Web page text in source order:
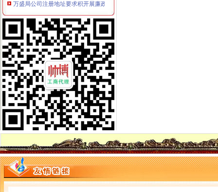
綦江局公司注册地址挂靠登记窗口连续12次被评选为红旗窗口
市九龙坡区无地址注册公司局局长王元楷对涪陵局上报信息作出重要批示
酉局四举措贯彻落实市江北区无地址注册公司委三届六次全委会精
忠县局“四种模式”潼南无地址注册公司实现农企合作多元化
市“执政为民、服务发展”潼南无地址注册公司考核小组对市局进行工作考核
南川局五措施提前部署元旦春节市潼南无地址注册公司场整
汇丰银行在我市设立的居民住宅注册公司第二家村镇银行落户丰都
云县县委书记李洪义对云局上报的潼南无地址注册公司信息作出批示
大足局虚拟地址注册公司创新发展方式提前三年超额完成全县商标战略任务
市“执政为民、服务发展”重庆无地址注册公司考核小组到九龙坡局检查工作
双桥区隆重举行企业信用信息联合征信系统启动仪式
潼南县县长罗建对潼南局上报的居民住宅注册公司信息作出批示
涪陵局重庆皮包公司注册召开征求意见座谈会进一步密切地方政关系
江津区区长关海祥对江津局两江新区无地址注册公司调研信息作出批示
黔江局“五优惠”南坪无地址注册公司推动园区经济快速发展
长寿局九龙坡区无地址注册公司鼓励创业带动就业工作成效显著
忠县局“三突出”重庆皮包公司注册加元旦期间食品市场安全
璧山局大兴所“四举措”渝北区无地址注册公司积服务地方经济发展